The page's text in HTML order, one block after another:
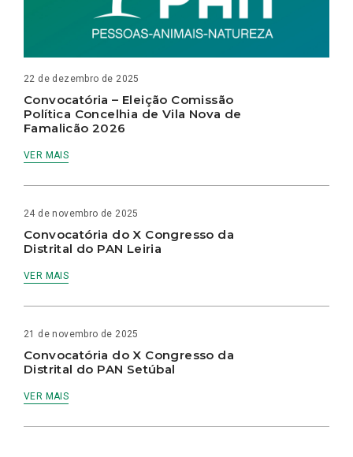
22 de dezembro de 2025
Convocatória – Eleição Comissão
Política Concelhia de Vila Nova de
Famalicão 2026
VER MAIS
24 de novembro de 2025
Convocatória do X Congresso da
Distrital do PAN Leiria
VER MAIS
21 de novembro de 2025
Convocatória do X Congresso da
Distrital do PAN Setúbal
VER MAIS